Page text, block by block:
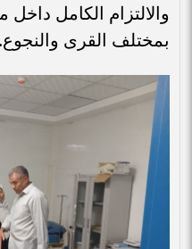
والالتزام الكامل داخل
بمختلف القرى والنجوع.